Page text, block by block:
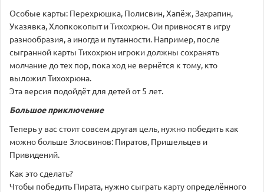
Особые карты: Перехрюшка, Полисвин, Хапёж, Захрапин,
Указявка, Хлопкокопыт и Тихохрюн. Ои привносят в игру
разнообразия, а иногда и путанности. Например, после
сыгранной карты Тихохрюн игроки должны сохранять
молчание до тех пор, пока ход не вернётся к тому, кто
выложил Тихохрюна.
Эта версия подойдёт для детей от 5 лет.
Большое приключение
Теперь у вас стоит совсем другая цель, нужно победить как
можно больше Злосвинов: Пиратов, Пришельцев и
Привидений.
Как это сделать?
Чтобы победить Пирата, нужно сыграть карту определённого